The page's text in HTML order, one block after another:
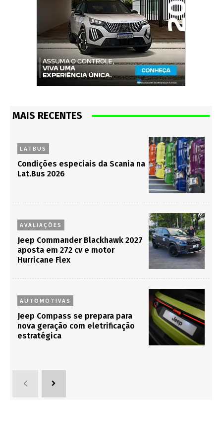
MAIS RECENTES
LATBUS
Condições especiais da Scania na
Lat.Bus 2026
AVALIAÇÕES
Jeep Commander Blackhawk 2027
aposta em 272 cv e motor
Hurricane Flex
AUTOMOTIVAS
Jeep Compass se prepara para
nova geração com eletrificação
estratégica